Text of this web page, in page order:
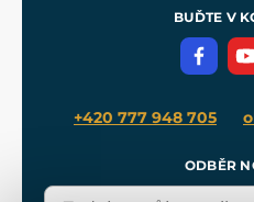
Meče pro Kingdom
BUĎTE V
+420 777 948 705
ODBĚR